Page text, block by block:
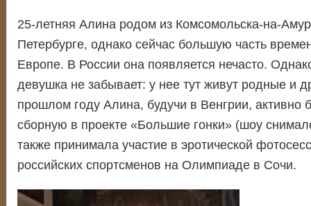
25-летняя Алина родом из Комсомольска-на-
Петербурге, однако сейчас большую часть
Европе. В России она появляется нечасто.
девушка не забывает: у нее тут живут родные и
прошлом году Алина, будучи в Венгрии, активно
сборную в проекте «Большие гонки» (шоу
также принимала участие в эротической
российских спортсменов на Олимпиаде в Сочи.